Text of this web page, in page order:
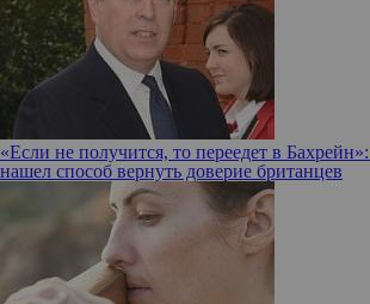
«Если не получится, то переедет в
нашел способ вернуть доверие британцев